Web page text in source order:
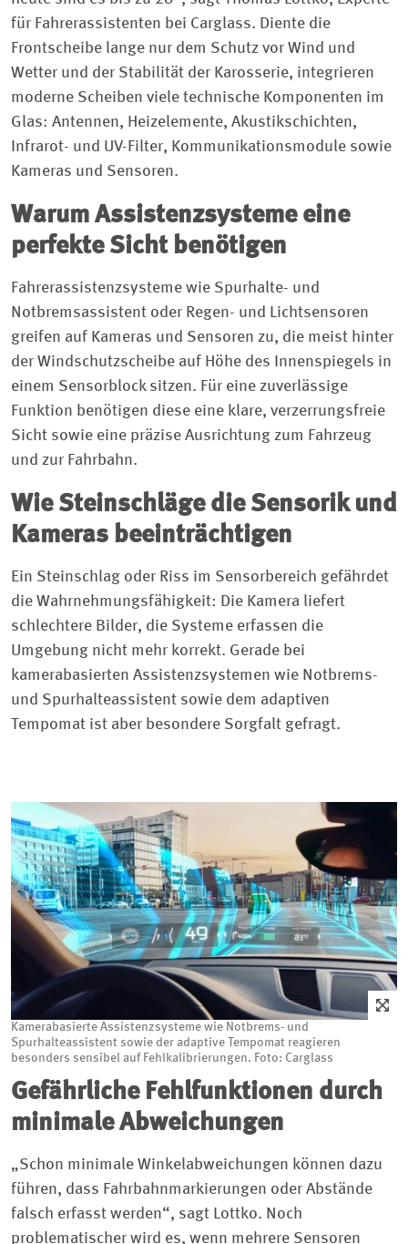
für Fahrerassistenten bei Carglass. Diente die
Frontscheibe lange nur dem Schutz vor Wind und
Wetter und der Stabilität der Karosserie, integrieren
moderne Scheiben viele technische Komponenten im
Glas: Antennen, Heizelemente, Akustikschichten,
Infrarot- und UV-Filter, Kommunikationsmodule sowie
Kameras und Sensoren.
Warum Assistenzsysteme eine
perfekte Sicht benötigen
Fahrerassistenzsysteme wie Spurhalte- und
Notbremsassistent oder Regen- und Lichtsensoren
greifen auf Kameras und Sensoren zu, die meist hinter
der Windschutzscheibe auf Höhe des Innenspiegels in
einem Sensorblock sitzen. Für eine zuverlässige
Funktion benötigen diese eine klare, verzerrungsfreie
Sicht sowie eine präzise Ausrichtung zum Fahrzeug
und zur Fahrbahn.
Wie Steinschläge die Sensorik und
Kameras beeinträchtigen
Ein Steinschlag oder Riss im Sensorbereich gefährdet
die Wahrnehmungsfähigkeit: Die Kamera liefert
schlechtere Bilder, die Systeme erfassen die
Umgebung nicht mehr korrekt. Gerade bei
kamerabasierten Assistenzsystemen wie Notbrems-
und Spurhalteassistent sowie dem adaptiven
Tempomat ist aber besondere Sorgfalt gefragt.
Kamerabasierte Assistenzsysteme wie Notbrems- und
Spurhalteassistent sowie der adaptive Tempomat reagieren
besonders sensibel auf Fehlkalibrierungen. Foto: Carglass
Gefährliche Fehlfunktionen durch
minimale Abweichungen
„Schon minimale Winkelabweichungen können dazu
führen, dass Fahrbahnmarkierungen oder Abstände
falsch erfasst werden“, sagt Lottko. Noch
problematischer wird es, wenn mehrere Sensoren